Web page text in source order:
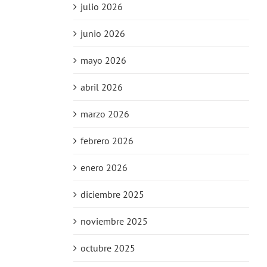
julio 2026
junio 2026
mayo 2026
abril 2026
marzo 2026
febrero 2026
enero 2026
diciembre 2025
noviembre 2025
octubre 2025